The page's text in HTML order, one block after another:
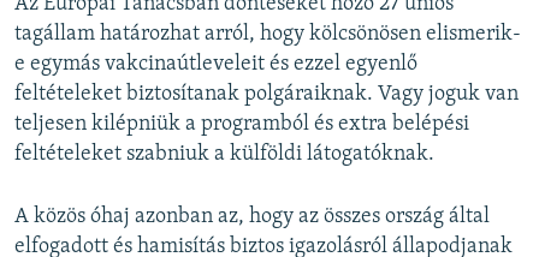
tagállam határozhat arról, hogy kölcsönösen elismerik-
e egymás vakcinaútleveleit és ezzel egyenlő
feltételeket biztosítanak polgáraiknak. Vagy joguk van
teljesen kilépniük a programból és extra belépési
feltételeket szabniuk a külföldi látogatóknak.
A közös óhaj azonban az, hogy az összes ország által
elfogadott és hamisítás biztos igazolásról állapodjanak